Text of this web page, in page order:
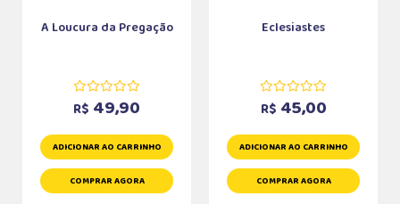
A Loucura da Pregação
R$ 49,90
ADICIONAR AO CARRINHO
COMPRAR AGORA
Eclesiastes
R$ 45,00
ADICIONAR AO CARRINHO
COMPRAR AGORA